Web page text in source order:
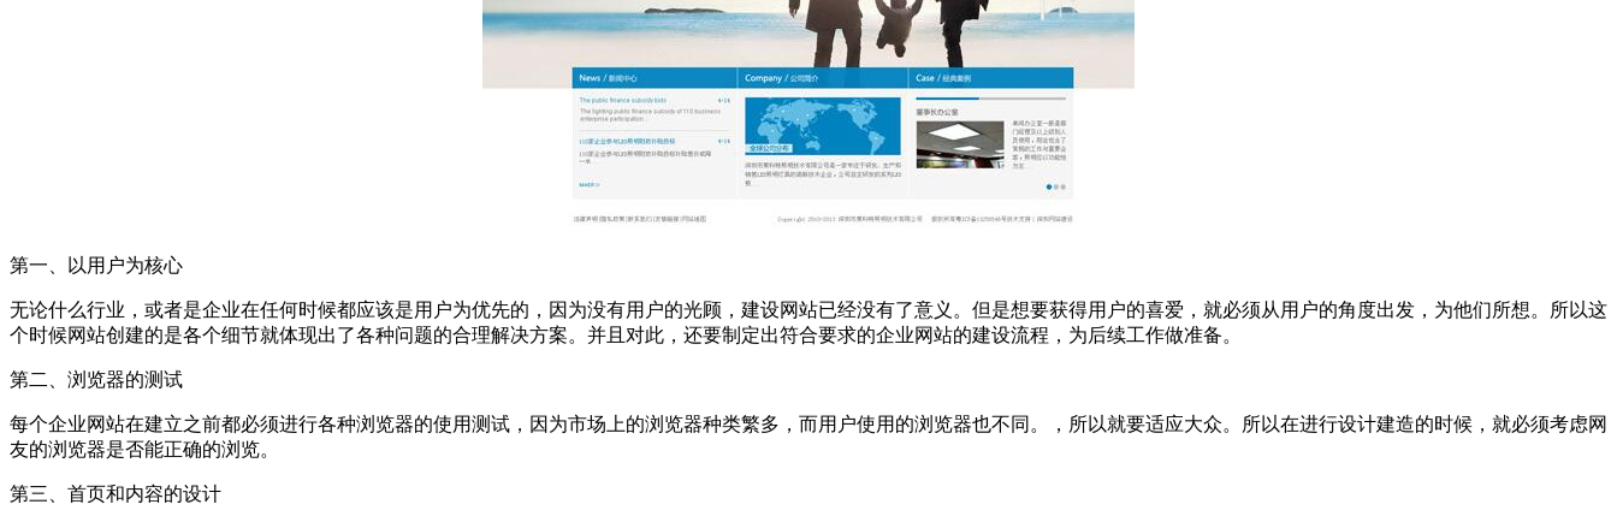
第一、以用户为核心
无论什么行业，或者是企业在任何时候都应该是用户为优先的，因为没有用户的光顾，建设网站已经没有了意义。但是想要获得用户的喜爱，就必须从用户的角度出发，为他们所想。所以这
个时候网站创建的是各个细节就体现出了各种问题的合理解决方案。并且对此，还要制定出符合要求的企业网站的建设流程，为后续工作做准备。
第二、浏览器的测试
每个企业网站在建立之前都必须进行各种浏览器的使用测试，因为市场上的浏览器种类繁多，而用户使用的浏览器也不同。，所以就要适应大众。所以在进行设计建造的时候，就必须考虑网
友的浏览器是否能正确的浏览。
第三、首页和内容的设计